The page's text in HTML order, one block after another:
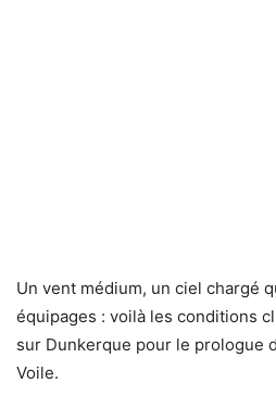
Un vent médium, un ciel chargé
équipages : voilà les conditions
sur Dunkerque pour le prologue
Voile.